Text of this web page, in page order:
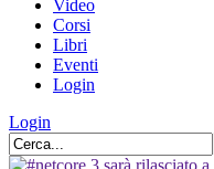
Video
Corsi
Libri
Eventi
Login
Login